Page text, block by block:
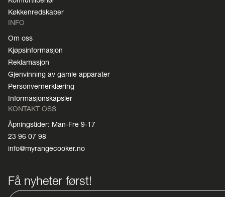
Køkkenredskaber
INFO
Om oss
Kjøpsinformasjon
Reklamasjon
Gjenvinning av gamle apparater
Personvernerklæring
Informasjonskapsler
KONTAKT OSS
Åpningstider: Man-Fre 9-17
23 96 07 98
info@myrangecooker.no
Få nyheter først!